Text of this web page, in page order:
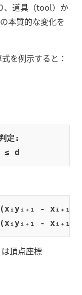
、道具（tool）か
本質的な変化を
を例示すると：
定:
-
は頂点座標